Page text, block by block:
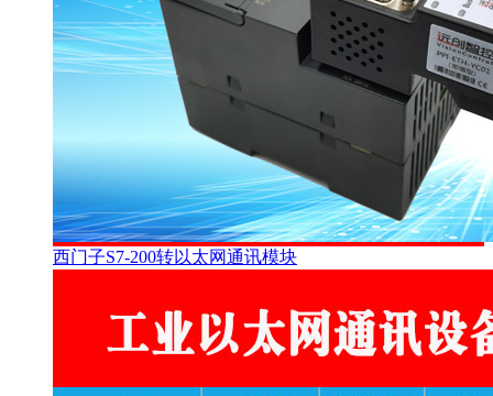
西门子S7-200转以太网通讯模块